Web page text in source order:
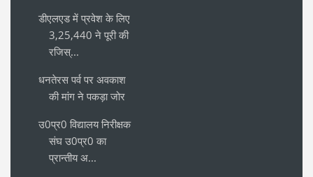
डीएलएड में प्रवेश के लिए
3,25,440 ने पूरी की
रजिस्...
धनतेरस पर्व पर अवकाश
की मांग ने पकड़ा जोर
उ0प्र0 विद्यालय निरीक्षक
संघ उ0प्र0 का
प्रान्तीय अ...